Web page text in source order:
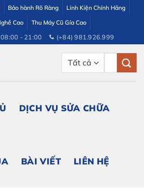
Bảo hành Rõ Ràng
Linh Kiện Chính Hãng
Cao
Thu Máy Cũ Gía Cao
08:00 - 21:00 (+84) 981.926.999
DỊCH VỤ SỬA CHỮA
BÀI VIẾT LIÊN HỆ